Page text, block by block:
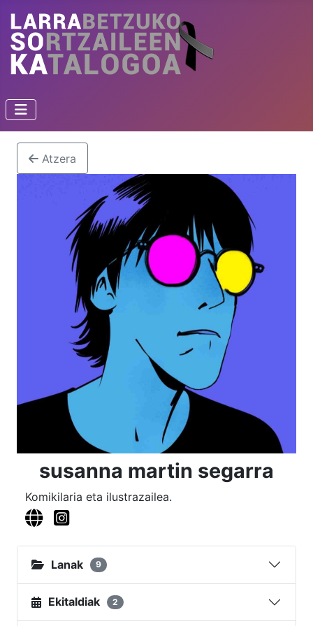
Atzera
susanna martin segarra
Komikilaria eta ilustrazailea.
Lanak 9
Ekitaldiak 2